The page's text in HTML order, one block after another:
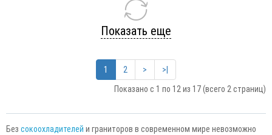
Показать еще
1 2 >
>|
Показано с 1 по 12 из 17 (всего 2 страниц)
Без сокоохладителей и граниторов в современном мире невозможно